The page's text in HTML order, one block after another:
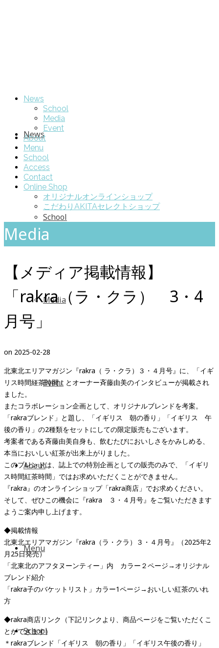
News
School
Media
Event
About
Menu
School
News
School
Media
Event
About
Menu
School
Access
Contact
Online Shop
オリジナルオンラインショップ
こだわりAKITAセレクトショップ
Media
【メディア掲載情報】
「rakra（ラ・クラ） 3・4
月号」
on 2025-02-28
北東北エリアマガジン『rakra（ ラ・クラ）３・４月号』に、「イギ
リス時間紅茶時間」とオーナー斉藤由美のインタビューが掲載され
ました。
またコラボレーション企画として、オリジナルブレンドを考案。
「rakraブレンド」と題し、「イギリス 朝の香り」「イギリス 午
後の香り」の2種類をセットにしての限定販売もございます。
考案者である斉藤由美自身も、飲むたびにおいしさをかみしめる、
本当においしい紅茶が出来上がりました。
このブレンドは、誌上での特別企画としての販売のみで、「イギリ
ス時間紅茶時間」ではお求めいただくことができません。
『rakra』のオンラインショップ「rakra商店」でお求めください。
そして、ぜひこの機会に『rakra ３・４月号』をご覧いただきます
ようご案内申し上げます。
◆掲載情報
北東北エリアマガジン『rakra（ラ・クラ）３・４月号』（2025年2
月25日発売）
「北東北のアフタヌーンティー」内 カラー２ページ→オリジナル
ブレンド紹介
「rakra子のバケットリスト」カラー1ページ→おいしい紅茶のいれ
方
◆rakra商店リンク（下記リンクより、商品ページをご覧いただくこ
とができます）
＊rakraブレンド「イギリス 朝の香り」「イギリス午後の香り」